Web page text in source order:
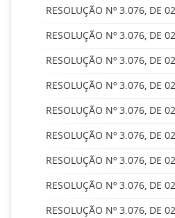
RESOLUÇÃO Nº 3.076, DE
RESOLUÇÃO Nº 3.076, DE
RESOLUÇÃO Nº 3.076, DE
RESOLUÇÃO Nº 3.076, DE
RESOLUÇÃO Nº 3.076, DE
RESOLUÇÃO Nº 3.076, DE
RESOLUÇÃO Nº 3.076, DE
RESOLUÇÃO Nº 3.076, DE
RESOLUÇÃO Nº 3.076, DE